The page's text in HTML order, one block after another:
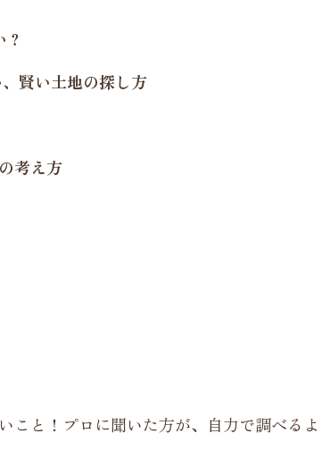
賢い土地の探し方
考え方
こと！プロに聞いた方が、自力で調べる